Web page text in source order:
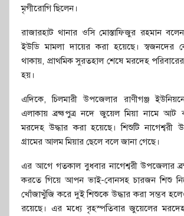
মৃগী‌রো‌গি ছিলেন।
রাজারহাট থানার ও‌সি মোস্তা‌ফিজুর রহমান
ইউডি মামলা দায়ের করা হ‌য়ে‌ছে। স্বজন‌দের
থাকায়, প্রাথ‌মিক সুরতহাল শে‌ষে মর‌দেহ প‌রিবা‌রের
হ‌য়।
এদি‌কে, চিলমারী উপজেলার রাণীগঞ্জ
এলাকায় ব্রহ্মপুত্র নদে জু‌য়েল মিয়া না‌মে
মর‌দেহ উদ্ধার করা হ‌য়ে‌ছে। শি‌শু‌টি নাগেশ্বরী
গ্রা‌মের আলম মিয়ার ছে‌লে ব‌লে জানা গে‌ছে।
এর আগে গতকাল বুধবার নাগেশ্বরী উপজেলার
করতে গি‌য়ে আপন ভাই-বোনসহ চারজন শিশু
খোঁজাখু‌ঁজি ক‌রে দুই শিশু‌কে উদ্ধার করা সম্ভব
র‌য়ে‌ছে। এর ম‌ধ্যে বৃহস্প‌তিবার জু‌য়ে‌লের